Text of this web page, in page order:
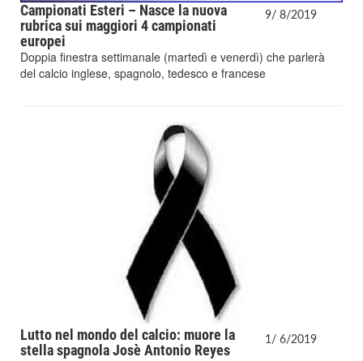
9/ 8/2019
Campionati Esteri – Nasce la nuova
rubrica sui maggiori 4 campionati
europei
Doppia finestra settimanale (martedì e venerdì) che parlerà
del calcio inglese, spagnolo, tedesco e francese
1/ 6/2019
Lutto nel mondo del calcio: muore la
stella spagnola Josè Antonio Reyes